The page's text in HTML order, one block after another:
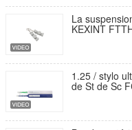
La
KEXINT
1.25 / stylo
de St de Sc